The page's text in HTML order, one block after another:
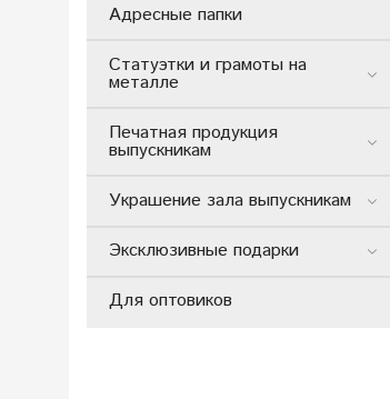
Адресные папки
Статуэтки и грамоты на
металле
Печатная продукция
выпускникам
Украшение зала выпускникам
Эксклюзивные подарки
Для оптовиков